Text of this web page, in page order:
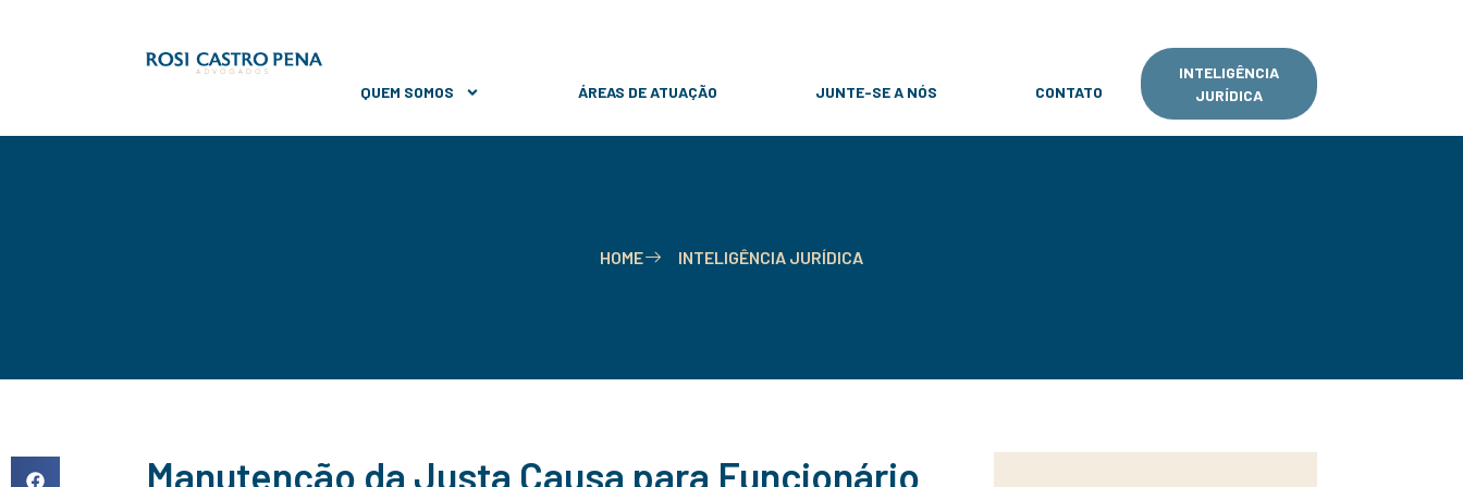
QUEM SOMOS ÁREAS DE ATUAÇÃO JUNTE-SE A NÓS CONTATO
INTELIGÊNCIA
JURÍDICA
HOME INTELIGÊNCIA JURÍDICA
Manutenção da Justa Causa para Funcionário